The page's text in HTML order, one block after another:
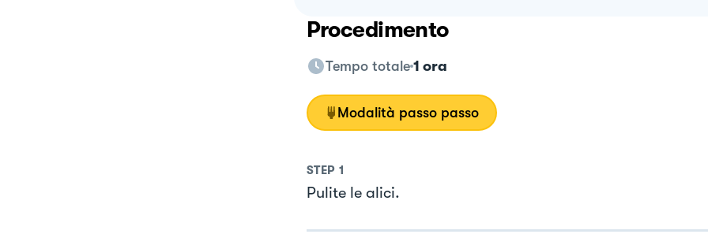
Procedimento
Tempo totale 1 ora
Modalità passo passo
STEP 1
Pulite le alici.